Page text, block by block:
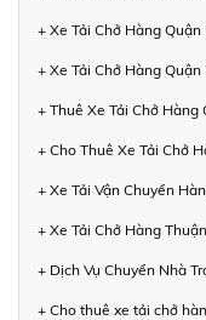
+ Xe Tải Chở Hàng
+ Xe Tải Chở Hàng
+ Thuê Xe Tải Chở Hàng
+ Cho Thuê Xe Tải Chở
+ Xe Tải Vận Chuyển
+ Xe Tải Chở Hàng
+ Dịch Vụ Chuyển Nhà
+ Cho thuê xe tải chở